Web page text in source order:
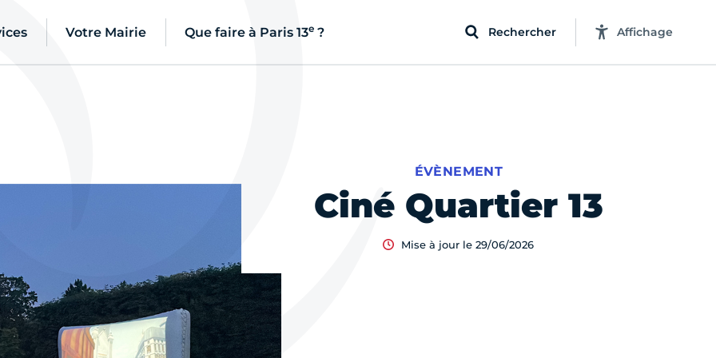
Votre Mairie Que faire à Paris 13e ? Rechercher Affichage
Ciné Quartier 13
ÉVÈNEMENT
Mise à jour le 29/06/2026